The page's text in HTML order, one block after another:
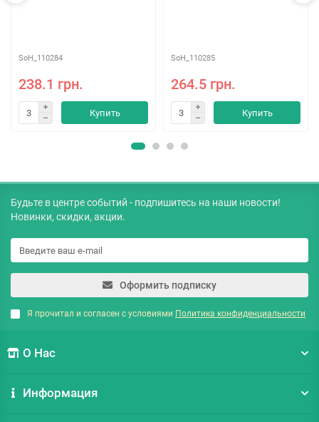
SoH_110284
238.1 грн.
Купить
SoH_110285
264.5 грн.
Купить
Будьте в центре событий - подпишитесь на наши новости!
Новинки, скидки, акции.
Оформить подписку
Я прочитал и согласен с условиями Политика конфиденциальности
О Нас
Информация